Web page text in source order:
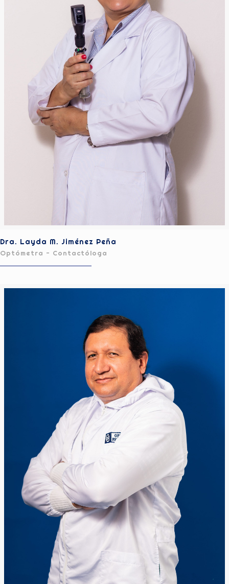
Dra. Layda M. Jiménez Peña
Optómetra - Contactóloga